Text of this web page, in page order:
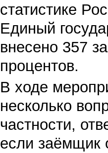
статистике
Единый
внесено 357
процентов.
В ходе
несколько
частности,
если заёмщик